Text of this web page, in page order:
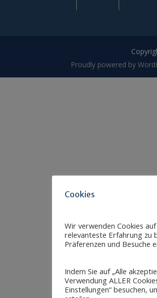
Proudly powered by
Cookies
Wir verwenden Cookies
relevanteste Erfahrung zu
Präferenzen und Besuche
Indem Sie auf „Alle
Verwendung ALLER
Einstellungen“ besuchen,